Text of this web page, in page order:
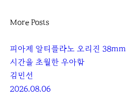
More Posts
피아제 알티플라노 오리진 38mm
시간을 초월한 우아함
김민선
2026.08.06